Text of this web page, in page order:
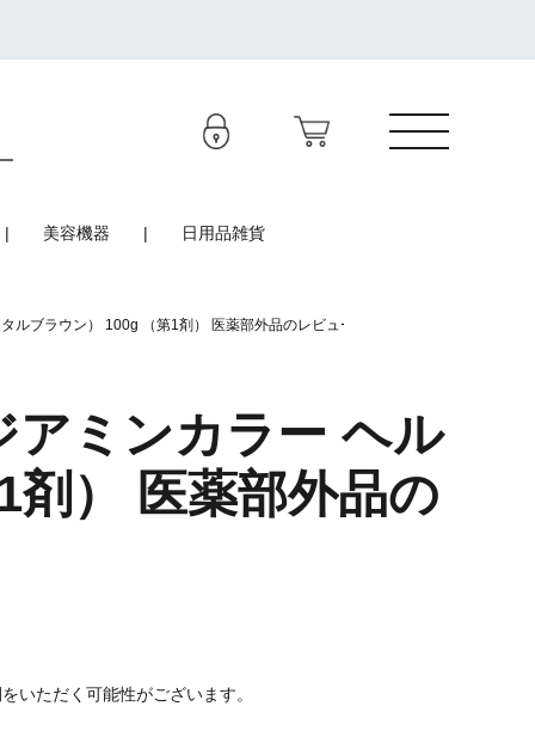
美容機器 日用品雑貨
ルブラウン） 100g （第1剤） 医薬部外品のレビュー
アミンカラー ヘル
） 医薬部外品の
いただく可能性がございます。